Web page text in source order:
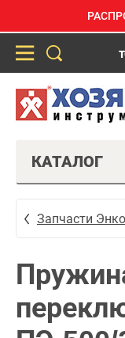
КАТАЛОГ
Запчасти